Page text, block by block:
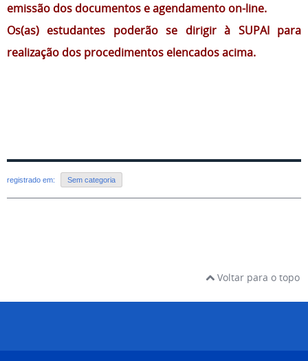
emissão dos documentos e agendamento on-line.
Os(as) estudantes poderão se dirigir à SUPAI para
realização dos procedimentos elencados acima.
registrado em: Sem categoria
Voltar para o topo